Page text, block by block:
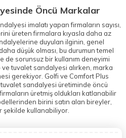
Öncü Markalar
imalatı yapan firmaların sayısı,
üreten firmalara kıyasla daha az
duyulan ilginin, genel
düşük olması, bu durumun temel
de sorunsuz bir kullanım deneyimi
tuvalet sandalyesi alırken, marka
gerekiyor. Golfi ve Comfort Plus
sandalyesi üretiminde öncü
üretmiş oldukları katlanabilir
birini satın alan bireyler,
şekilde kullanabiliyor.